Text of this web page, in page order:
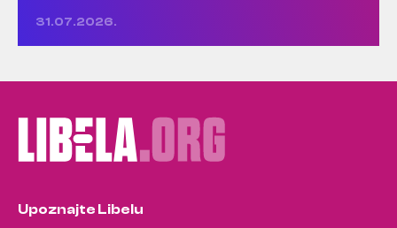
31.07.2026.
Upoznajte Libelu